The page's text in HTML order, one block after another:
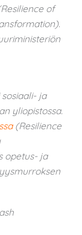
of
ja
yliopistossa.
(Resilience
opetus- ja